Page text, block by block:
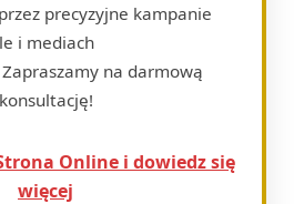
precyzyjne kampanie
i mediach
Zapraszamy na darmową
konsultację!
Online i dowiedz się
więcej